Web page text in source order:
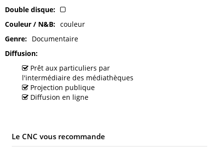
Double disque
Couleur / N&B
couleur
Genre
Documentaire
Diffusion
Prêt aux particuliers par
l'intermédiaire des médiathèques
Projection publique
Diffusion en ligne
Le CNC vous recommande